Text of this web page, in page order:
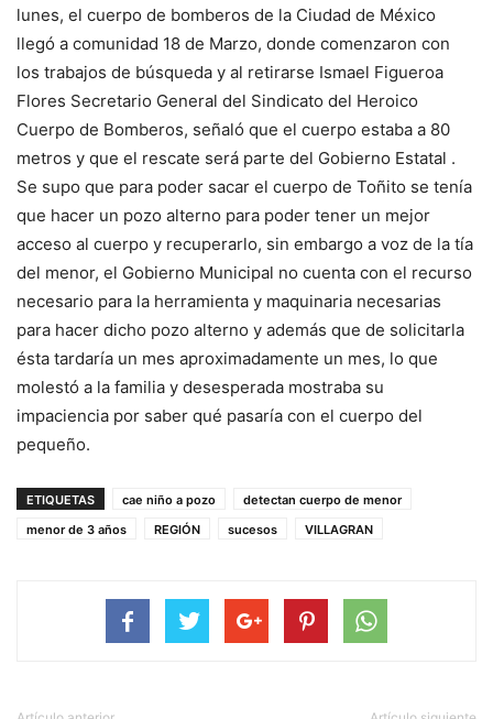
lunes, el cuerpo de bomberos de la Ciudad de México
llegó a comunidad 18 de Marzo, donde comenzaron con
los trabajos de búsqueda y al retirarse Ismael Figueroa
Flores Secretario General del Sindicato del Heroico
Cuerpo de Bomberos, señaló que el cuerpo estaba a 80
metros y que el rescate será parte del Gobierno Estatal .
Se supo que para poder sacar el cuerpo de Toñito se tenía
que hacer un pozo alterno para poder tener un mejor
acceso al cuerpo y recuperarlo, sin embargo a voz de la tía
del menor, el Gobierno Municipal no cuenta con el recurso
necesario para la herramienta y maquinaria necesarias
para hacer dicho pozo alterno y además que de solicitarla
ésta tardaría un mes aproximadamente un mes, lo que
molestó a la familia y desesperada mostraba su
impaciencia por saber qué pasaría con el cuerpo del
pequeño.
ETIQUETAS cae niño a pozo
detectan cuerpo de menor
menor de 3 años
REGIÓN sucesos VILLAGRAN